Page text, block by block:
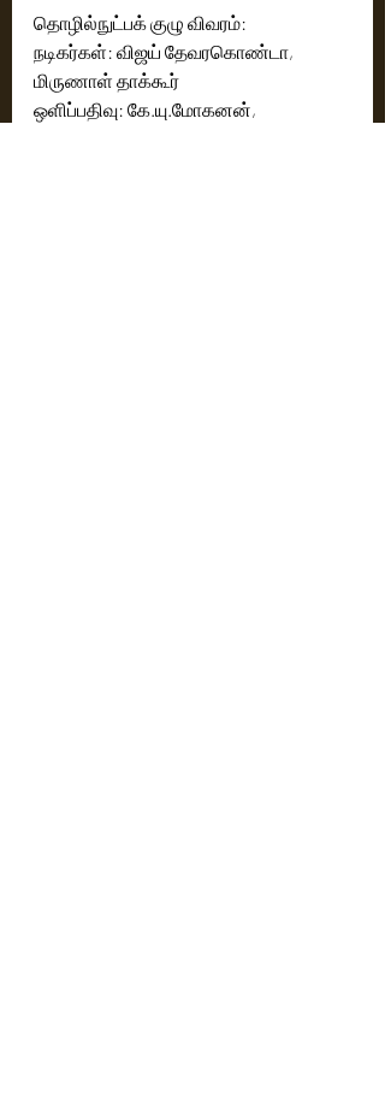
தொழில்நுட்பக் குழு விவரம்:
நடிகர்கள்: விஜய் தேவரகொண்டா,
மிருணாள் தாக்கூர்
ஒளிப்பதிவு: கே.யு.மோகனன்,